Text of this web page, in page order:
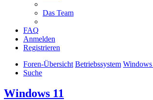
Das Team
FAQ
Anmelden
Registrieren
Foren-Übersicht Betriebssystem Windows
Suche
Windows 11